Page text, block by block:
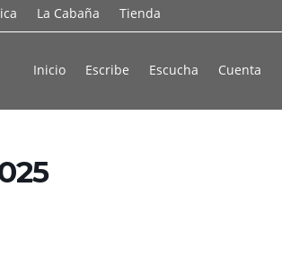
La Cabaña Tienda
Inicio Escribe Escucha Cuenta